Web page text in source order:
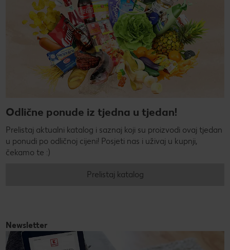
Odlične ponude iz tjedna u tjedan!
Prelistaj aktualni katalog i saznaj koji su proizvodi ovaj tjedan
u ponudi po odličnoj cijeni! Posjeti nas i uživaj u kupnji,
čekamo te :)
Prelistaj katalog
Newsletter